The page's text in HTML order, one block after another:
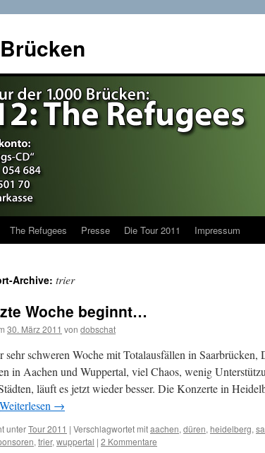
The Refugees Presse Die Tour 2011 Impressum
Archive: trier
Woche beginnt…
30. März 2011 von dobschat
sehr schweren Woche mit Totalausfällen in Saarbrücken,
in Aachen und Wuppertal, viel Chaos, wenig
läuft es jetzt wieder besser. Die Konzerte in
Weiterlesen →
unterTour 2011 | Verschlagwortet mitaachen, düren, heidelberg,
, trier, wuppertal | 2 Kommentare